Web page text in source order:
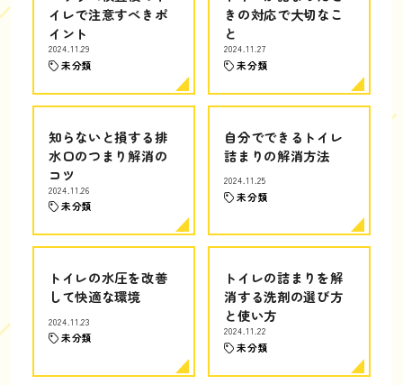
イレで注意すべきポ
イント
2024.11.29
未分類
きの対応で大切なこ
と
2024.11.27
未分類
知らないと損する排
水口のつまり解消の
コツ
2024.11.26
未分類
自分でできるトイレ
詰まりの解消方法
2024.11.25
未分類
トイレの水圧を改善
して快適な環境
2024.11.23
未分類
トイレの詰まりを解
消する洗剤の選び方
と使い方
2024.11.22
未分類